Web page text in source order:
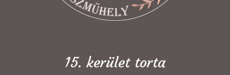
15. kerület torta